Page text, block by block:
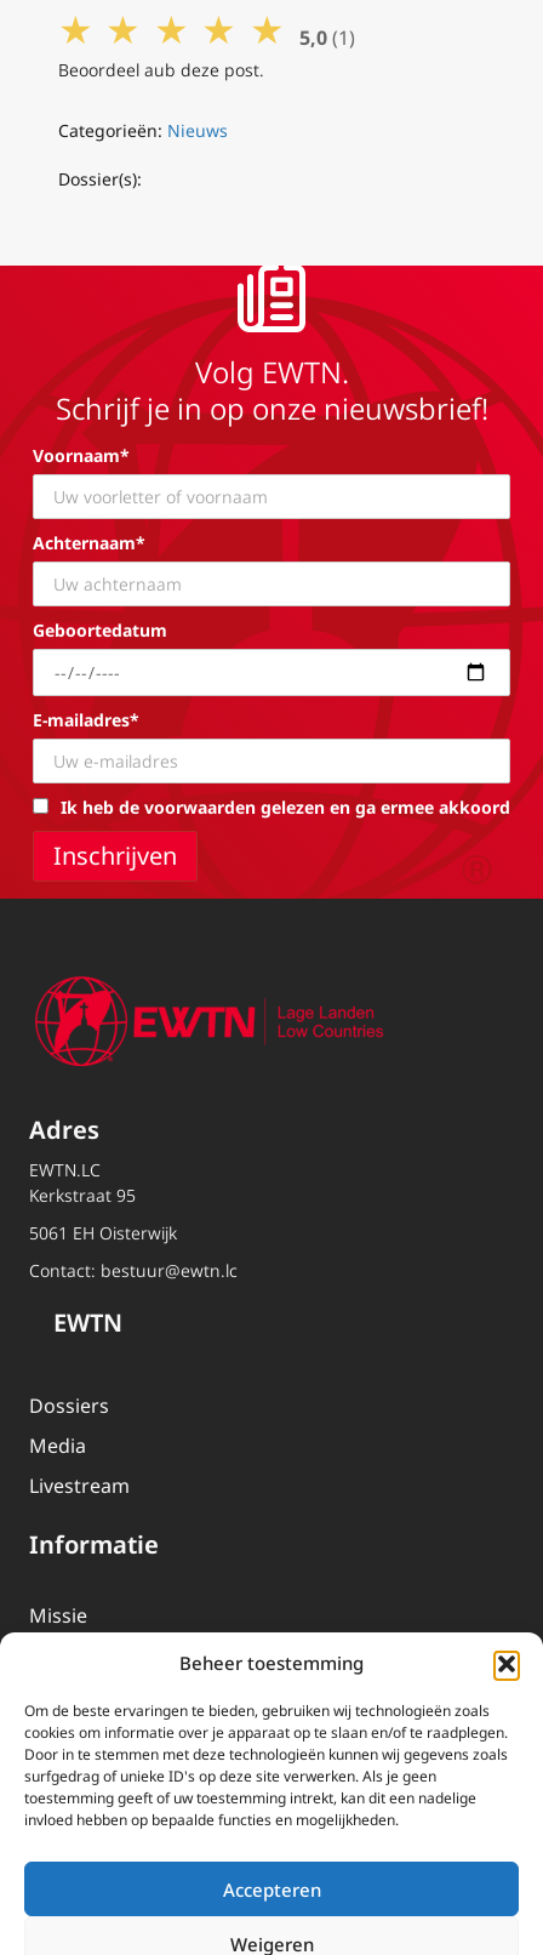
Beheer toestemming
Om de beste ervaringen te bieden, gebruiken wij technologieën zoals
cookies om informatie over je apparaat op te slaan en/of te raadplegen.
Door in te stemmen met deze technologieën kunnen wij gegevens zoals
surfgedrag of unieke ID's op deze site verwerken. Als je geen
toestemming geeft of uw toestemming intrekt, kan dit een nadelige
invloed hebben op bepaalde functies en mogelijkheden.
Accepteren
Weigeren
★ ★ ★ ★ ★ 5,0 (1)
Beoordeel aub deze post.
Categorieën: Nieuws
Dossier(s):
Volg EWTN.
Schrijf je in op onze nieuwsbrief!
Voornaam*
Achternaam*
Geboortedatum
E-mailadres*
Ik heb de voorwaarden gelezen en ga ermee akkoord
Adres
EWTN.LC
Kerkstraat 95
5061 EH Oisterwijk
Contact: bestuur@ewtn.lc
EWTN
Dossiers
Media
Livestream
Informatie
Missie
EWTN-Team
Organisatiegegevens
Doneren
EWTN wordt uitsluitend gefinancierd door uw donaties.
Wij ontvangen bewust geen advertentie-inkomsten of